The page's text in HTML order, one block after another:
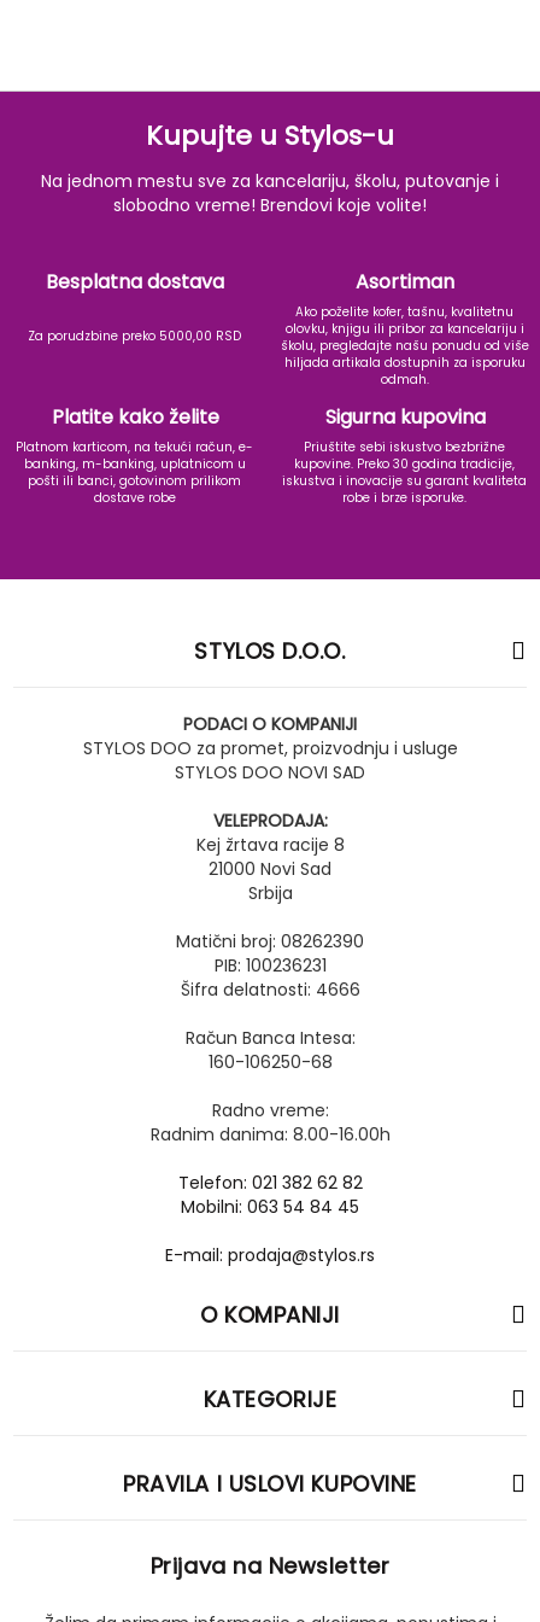
Kupujte u Stylos-u
Na jednom mestu sve za kancelariju, školu, putovanje i
slobodno vreme! Brendovi koje volite!
Besplatna dostava
Za porudzbine preko 5000,00 RSD
Asortiman
Ako poželite kofer, tašnu, kvalitetnu
olovku, knjigu ili pribor za kancelariju i
školu, pregledajte našu ponudu od više
hiljada artikala dostupnih za isporuku
odmah.
Platite kako želite
Platnom karticom, na tekući račun, e-
banking, m-banking, uplatnicom u
pošti ili banci, gotovinom prilikom
dostave robe
Sigurna kupovina
Priuštite sebi iskustvo bezbrižne
kupovine. Preko 30 godina tradicije,
iskustva i inovacije su garant kvaliteta
robe i brze isporuke.
STYLOS D.O.O.
PODACI O KOMPANIJI
STYLOS DOO za promet, proizvodnju i usluge
STYLOS DOO NOVI SAD
VELEPRODAJA:
Kej žrtava racije 8
21000 Novi Sad
Srbija
Matični broj: 08262390
PIB: 100236231
Šifra delatnosti: 4666
Račun Banca Intesa:
160-106250-68
Radno vreme:
Radnim danima: 8.00-16.00h
Telefon: 021 382 62 82
Mobilni: 063 54 84 45
E-mail: prodaja@stylos.rs
O KOMPANIJI
KATEGORIJE
PRAVILA I USLOVI KUPOVINE
Prijava na Newsletter